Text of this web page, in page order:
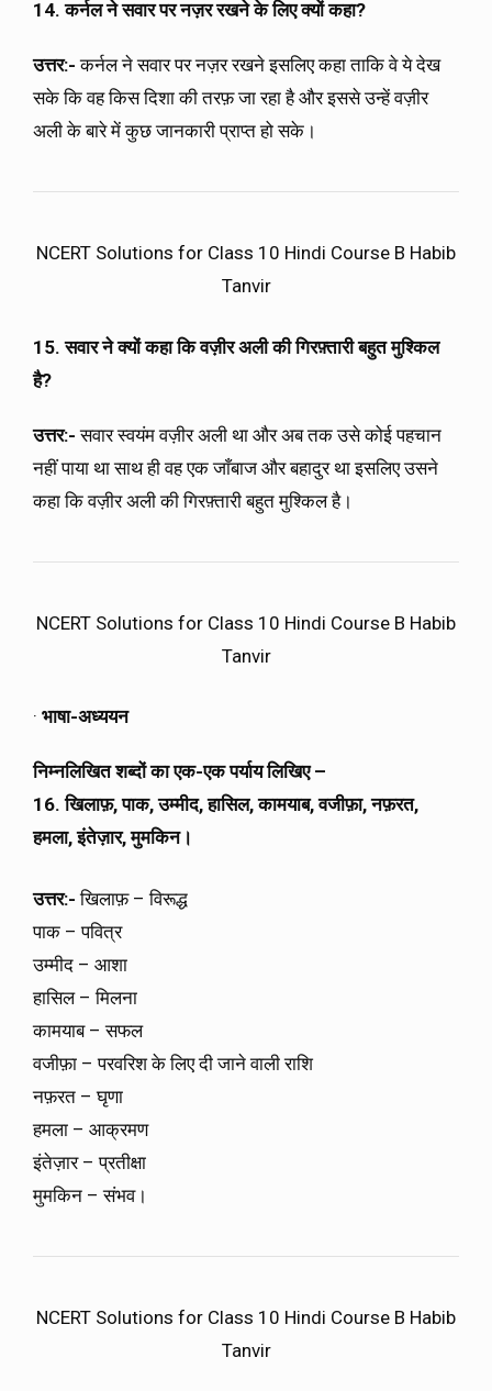
14. कर्नल ने सवार पर नज़र रखने के लिए क्यों कहा?
उत्तर:-कर्नल ने सवार पर नज़र रखने इसलिए कहा ताकि वे ये देख
सके कि वह किस दिशा की तरफ़ जा रहा है और इससे उन्हें वज़ीर
अली के बारे में कुछ जानकारी प्राप्त हो सके।
NCERT Solutions for Class 10 Hindi Course B Habib
Tanvir
15. सवार ने क्यों कहा कि वज़ीर अली की गिरफ़्तारी बहुत मुश्किल
है?
उत्तर:-सवार स्वयंम वज़ीर अली था और अब तक उसे कोई पहचान
नहीं पाया था साथ ही वह एक जाँबाज और बहादुर था इसलिए उसने
कहा कि वज़ीर अली की गिरफ़्तारी बहुत मुश्किल है।
NCERT Solutions for Class 10 Hindi Course B Habib
Tanvir
· भाषा-अध्ययन
निम्नलिखित शब्दों का एक-एक पर्याय लिखिए –
16. खिलाफ़, पाक, उम्मीद, हासिल, कामयाब, वजीफ़ा, नफ़रत,
हमला, इंतेज़ार, मुमकिन।
उत्तर:-खिलाफ़ – विरूद्ध
पाक – पवित्र
उम्मीद – आशा
हासिल – मिलना
कामयाब – सफल
वजीफ़ा – परवरिश के लिए दी जाने वाली राशि
नफ़रत – घृणा
हमला – आक्रमण
इंतेज़ार – प्रतीक्षा
मुमकिन – संभव।
NCERT Solutions for Class 10 Hindi Course B Habib
Tanvir